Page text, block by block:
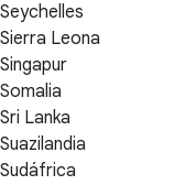
Seychelles
Sierra Leona
Singapur
Somalia
Sri Lanka
Suazilandia
Sudáfrica